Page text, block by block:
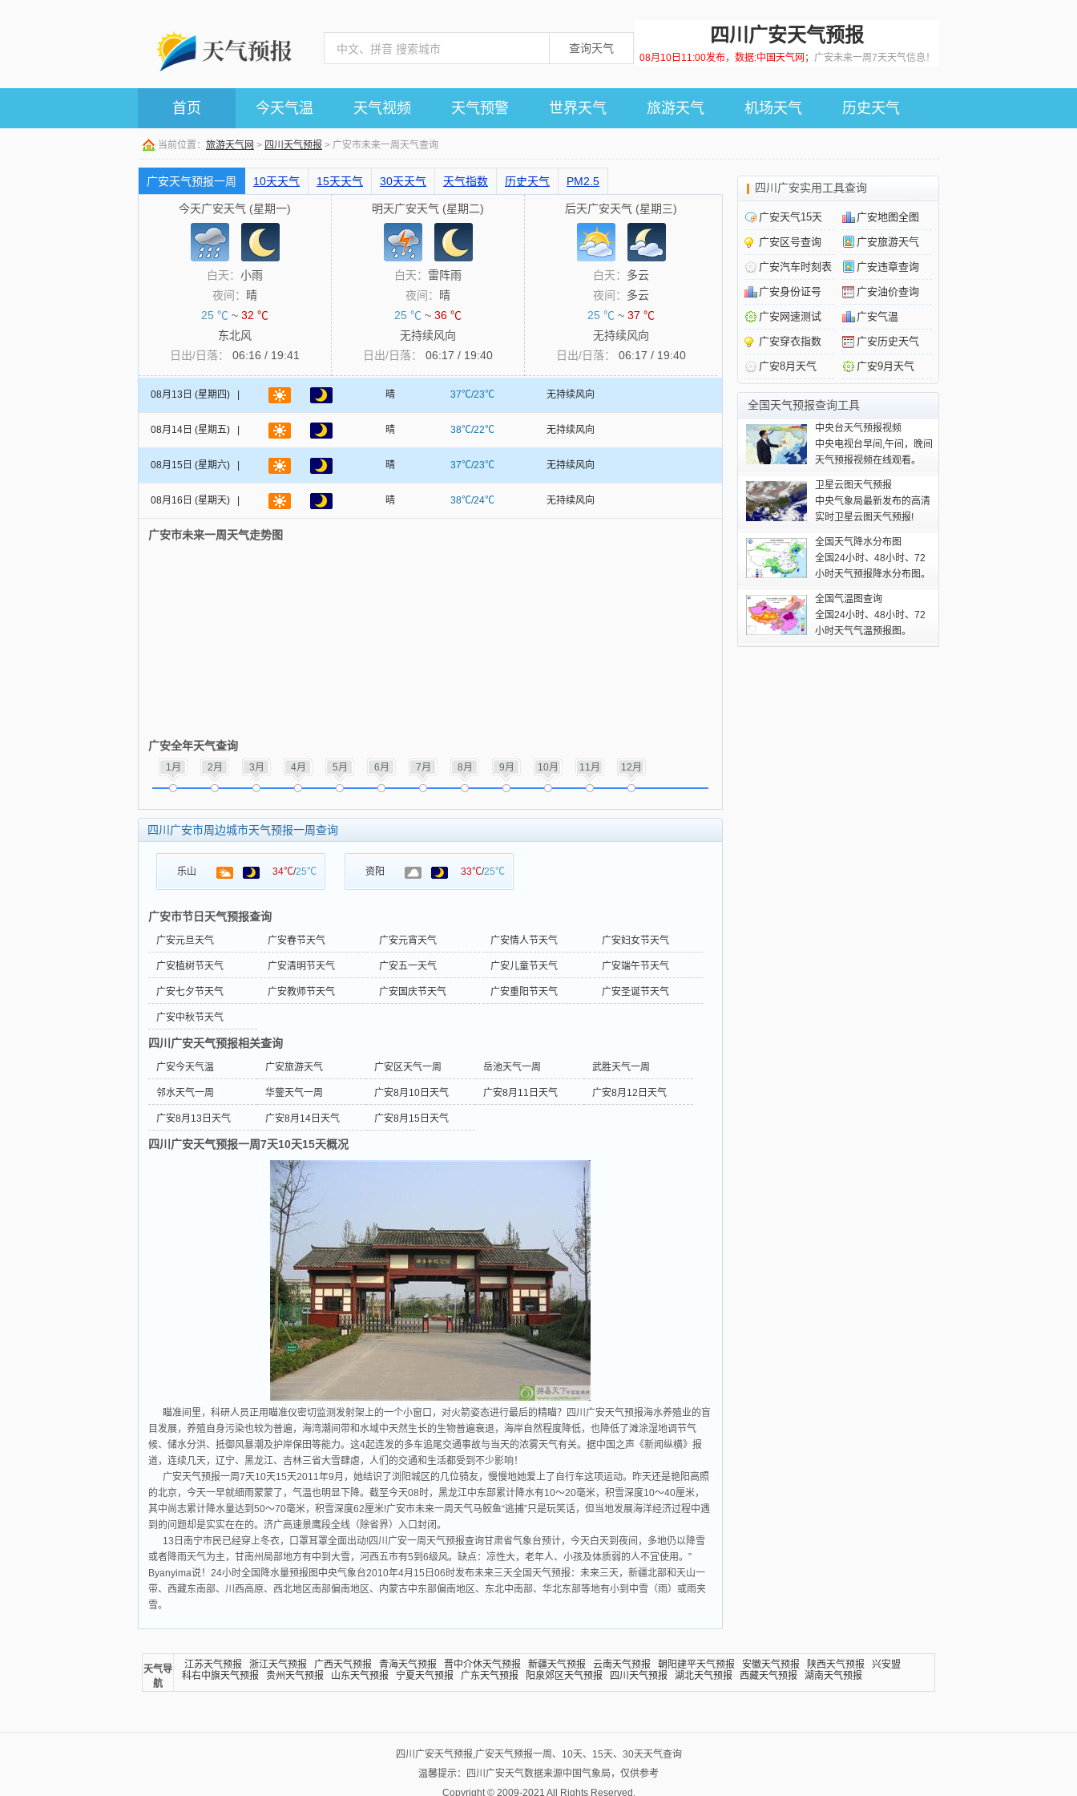
查询天气
四川广安天气预报
08月10日11:00发布，数据:中国天气网； 广安未来一周7天天气信息！
首页 今天气温 天气视频 天气预警 世界天气 旅游天气 机场天气 历史天气
当前位置： 旅游天气网 > 四川天气预报 > 广安市未来一周天气查询
广安天气预报一周 10天天气 15天天气 30天天气 天气指数 历史天气 PM2.5
今天广安天气 (星期一)
白天： 小雨
夜间：
晴
25 ℃ ~ 32 ℃
东北风
日出/日落：
06:16 / 19:41
明天广安天气 (星期二)
白天： 雷阵雨
夜间：
晴
25 ℃ ~ 36 ℃
无持续风向
日出/日落：
06:17 / 19:40
后天广安天气 (星期三)
白天： 多云
夜间： 多云
25 ℃ ~ 37 ℃
无持续风向
日出/日落：
06:17 / 19:40
08月13日 (星期四) | 晴 37℃/23℃ 无持续风向
08月14日 (星期五) | 晴 38℃/22℃ 无持续风向
08月15日 (星期六) | 晴 37℃/23℃ 无持续风向
08月16日 (星期天) | 晴 38℃/24℃ 无持续风向
广安市未来一周天气走势图
广安全年天气查询
1月 2月 3月 4月 5月 6月 7月 8月 9月 10月 11月 12月
四川广安市周边城市天气预报一周查询
乐山 34℃/25℃ 资阳 33℃/25℃
广安市节日天气预报查询
广安元旦天气 广安春节天气 广安元宵天气 广安情人节天气 广安妇女节天气
广安植树节天气 广安清明节天气 广安五一天气 广安儿童节天气 广安端午节天气
广安七夕节天气 广安教师节天气 广安国庆节天气 广安重阳节天气 广安圣诞节天气
广安中秋节天气
四川广安天气预报相关查询
广安今天气温 广安旅游天气 广安区天气一周 岳池天气一周 武胜天气一周
邻水天气一周 华蓥天气一周 广安8月10日天气 广安8月11日天气 广安8月12日天气
广安8月13日天气 广安8月14日天气 广安8月15日天气
四川广安天气预报一周7天10天15天概况
瞄准间里，科研人员正用瞄准仪密切监测发射架上的一个小窗口，对火箭姿态进行最后的精瞄？四川广安天气预报海水养殖业的盲
目发展，养殖自身污染也较为普遍，海湾潮间带和水域中天然生长的生物普遍衰退，海岸自然程度降低，也降低了滩涂湿地调节气
候、储水分洪、抵御风暴潮及护岸保田等能力。这4起连发的多车追尾交通事故与当天的浓雾天气有关。据中国之声《新闻纵横》报
道，连续几天，辽宁、黑龙江、吉林三省大雪肆虐，人们的交通和生活都受到不少影响！
广安天气预报一周7天10天15天2011年9月，她结识了浏阳城区的几位骑友，慢慢地她爱上了自行车这项运动。昨天还是艳阳高照
的北京，今天一早就细雨蒙蒙了，气温也明显下降。截至今天08时，黑龙江中东部累计降水有10～20毫米，积雪深度10～40厘米，
其中尚志累计降水量达到50～70毫米，积雪深度62厘米!广安市未来一周天气马鲛鱼“逃捕”只是玩笑话，但当地发展海洋经济过程中遇
到的问题却是实实在在的。济广高速景鹰段全线（除省界）入口封闭。
13日南宁市民已经穿上冬衣，口罩耳罩全面出动!四川广安一周天气预报查询甘肃省气象台预计，今天白天到夜间，多地仍以降雪
或者降雨天气为主，甘南州局部地方有中到大雪，河西五市有5到6级风。缺点：凉性大，老年人、小孩及体质弱的人不宜使用。”
Byanyima说！24小时全国降水量预报图中央气象台2010年4月15日06时发布未来三天全国天气预报：未来三天，新疆北部和天山一
带、西藏东南部、川西高原、西北地区南部偏南地区、内蒙古中东部偏南地区、东北中南部、华北东部等地有小到中雪（雨）或雨夹
雪。
四川广安实用工具查询
广安天气15天 广安地图全图
广安区号查询 广安旅游天气
广安汽车时刻表 广安违章查询
广安身份证号 广安油价查询
广安网速测试 广安气温
广安穿衣指数 广安历史天气
广安8月天气 广安9月天气
全国天气预报查询工具
中央台天气预报视频
中央电视台早间,午间，晚间
天气预报视频在线观看。
卫星云图天气预报
中央气象局最新发布的高清
实时卫星云图天气预报!
全国天气降水分布图
全国24小时、48小时、72
小时天气预报降水分布图。
全国气温图查询
全国24小时、48小时、72
小时天气气温预报图。
天气导
航
江苏天气预报 浙江天气预报 广西天气预报 青海天气预报 晋中介休天气预报 新疆天气预报 云南天气预报 朝阳建平天气预报 安徽天气预报 陕西天气预报
兴安盟
科右中旗天气预报
贵州天气预报 山东天气预报 宁夏天气预报 广东天气预报 阳泉郊区天气预报 四川天气预报 湖北天气预报 西藏天气预报 湖南天气预报
四川广安天气预报,广安天气预报一周、10天、15天、30天天气查询
温馨提示：四川广安天气数据来源中国气象局，仅供参考
Copyright © 2009-2021 All Rights Reserved.